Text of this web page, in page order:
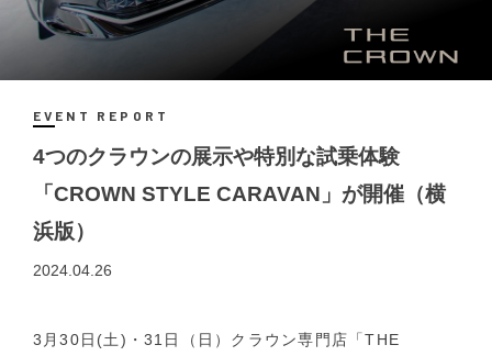
EVENT REPORT
4つのクラウンの展示や特別な試乗体験
「CROWN STYLE CARAVAN」が開催（横
浜版）
2024.04.26
3月30日(土)・31日（日）クラウン専門店「THE